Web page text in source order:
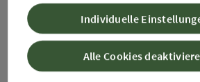
Bahnhofstraße 2
4580 Windischgarsten
+43 50 360 360 360
Alle Cookies
Individuelle